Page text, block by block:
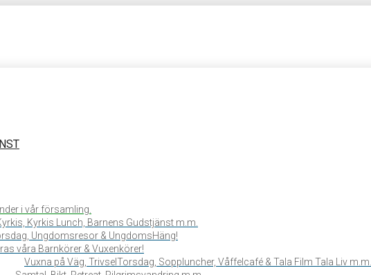
i vår församling.
Kyrkis Lunch, Barnens Gudstjänst m.m.
Ungdomsresor & UngdomsHäng!
våra Barnkörer & Vuxenkörer!
Vuxna på Väg, TrivselTorsdag, Soppluncher, Våffelcafé & Tala Film Tala Liv m.m…